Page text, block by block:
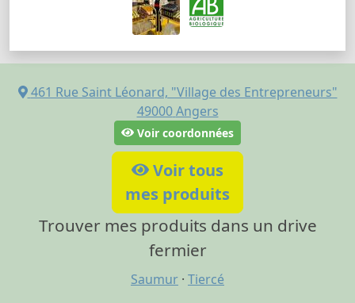
461 Rue Saint Léonard, "Village des Entrepreneurs"
49000 Angers
Voir coordonnées
Voir tous
mes produits
Trouver mes produits dans un drive
fermier
Saumur · Tiercé